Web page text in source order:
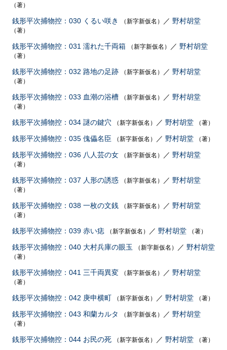
（著）
銭形平次捕物控：030 くるい咲き （新字新仮名） ／ 野村胡堂
（著）
銭形平次捕物控：031 濡れた千両箱 （新字新仮名） ／ 野村胡堂
（著）
銭形平次捕物控：032 路地の足跡 （新字新仮名） ／ 野村胡堂
（著）
銭形平次捕物控：033 血潮の浴槽 （新字新仮名） ／ 野村胡堂
（著）
銭形平次捕物控：034 謎の鍵穴 （新字新仮名） ／ 野村胡堂 （著）
銭形平次捕物控：035 傀儡名臣 （新字新仮名） ／ 野村胡堂 （著）
銭形平次捕物控：036 八人芸の女 （新字新仮名） ／ 野村胡堂
（著）
銭形平次捕物控：037 人形の誘惑 （新字新仮名） ／ 野村胡堂
（著）
銭形平次捕物控：038 一枚の文銭 （新字新仮名） ／ 野村胡堂
（著）
銭形平次捕物控：039 赤い痣 （新字新仮名） ／ 野村胡堂 （著）
銭形平次捕物控：040 大村兵庫の眼玉 （新字新仮名） ／ 野村胡堂
（著）
銭形平次捕物控：041 三千両異変 （新字新仮名） ／ 野村胡堂
（著）
銭形平次捕物控：042 庚申横町 （新字新仮名） ／ 野村胡堂 （著）
銭形平次捕物控：043 和蘭カルタ （新字新仮名） ／ 野村胡堂
（著）
銭形平次捕物控：044 お民の死 （新字新仮名） ／ 野村胡堂 （著）